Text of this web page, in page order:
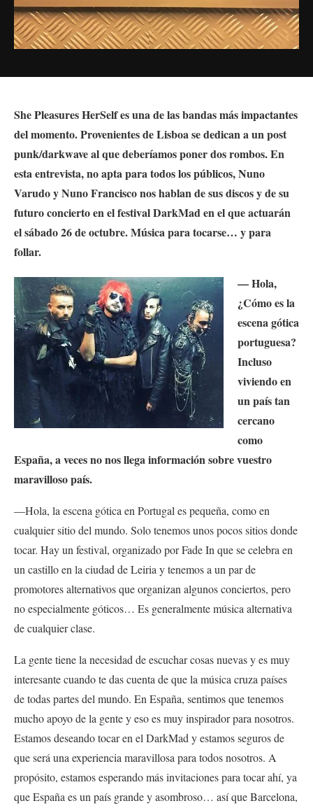
She Pleasures HerSelf es una de las bandas más impactantes
del momento. Provenientes de Lisboa se dedican a un post
punk/darkwave al que deberíamos poner dos rombos. En
esta entrevista, no apta para todos los públicos, Nuno
Varudo y Nuno Francisco nos hablan de sus discos y de su
futuro conciertoen el festival DarkMad en el que actuarán
el sábado 26 de octubre. Música para tocarse… y para
follar.
— Hola,
¿Cómo es la
escena gótica
portuguesa?
Incluso
viviendo en
un país tan
cercano
como
España, a veces no nos llega información sobre vuestro
maravilloso país.
—Hola, la escena gótica en Portugal es pequeña, como en
cualquier sitio del mundo. Solo tenemos unos pocos sitios donde
tocar. Hay un festival, organizado por Fade In que se celebra en
un castillo en la ciudad de Leiria y tenemos a un par de
promotores alternativos que organizan algunos conciertos, pero
no especialmente góticos… Es generalmente música alternativa
de cualquier clase.
La gente tiene la necesidad de escuchar cosas nuevas y es muy
interesante cuando te das cuenta de que la música cruza países
de todas partes del mundo. En España, sentimos que tenemos
mucho apoyo de la gente y eso es muy inspirador para nosotros.
Estamos deseando tocar en el DarkMad y estamos seguros de
que será una experiencia maravillosa para todos nosotros. A
propósito, estamos esperando más invitaciones para tocar ahí, ya
que España es un país grande y asombroso… así que Barcelona,